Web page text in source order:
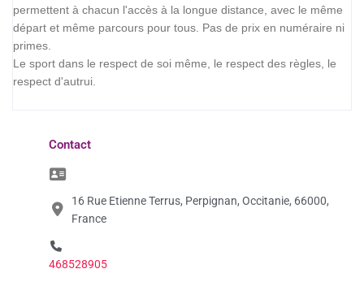
permettent à chacun l'accès à la longue distance, avec le même
départ et même parcours pour tous. Pas de prix en numéraire ni
primes.
Le sport dans le respect de soi même, le respect des règles, le
respect d'autrui.
Contact
16 Rue Etienne Terrus, Perpignan, Occitanie, 66000,
France
468528905